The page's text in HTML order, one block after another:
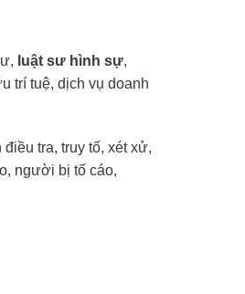
luật sư hình sự,
trí tuệ, dịch vụ doanh
tra, truy tố, xét xử,
người bị tố cáo,